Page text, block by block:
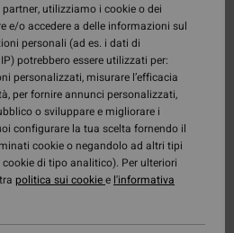
utilizziamo i cookie o dei
e/o accedere a delle informazioni sul
personali (ad es. i dati di
potrebbero essere utilizzati per:
personalizzati, misurare l’efficacia
per fornire annunci personalizzati,
o sviluppare e migliorare i
configurare la tua scelta fornendo il
cookie o negandolo ad altri tipi
di tipo analitico). Per ulteriori
politica sui cookiee l'informativa